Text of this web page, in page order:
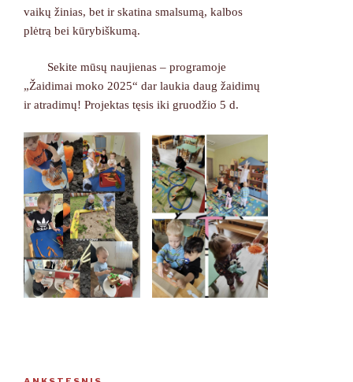
vaikų žinias, bet ir skatina smalsumą, kalbos
plėtrą bei kūrybiškumą.
Sekite mūsų naujienas – programoje
„Žaidimai moko 2025“ dar laukia daug žaidimų
ir atradimų! Projektas tęsis iki gruodžio 5 d.
Navigacija